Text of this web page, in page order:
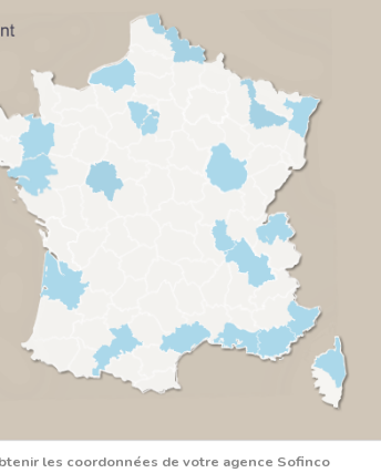
les coordonnées de votre agence Sofinco